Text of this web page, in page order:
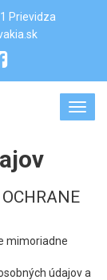
Prievidza
mimoriadne
údajov a